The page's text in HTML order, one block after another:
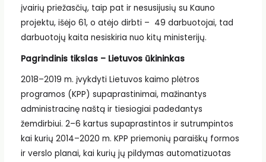
įvairių priežasčių, taip pat ir nesusijusių su Kauno
projektu, išėjo 61, o atėjo dirbti – 49 darbuotojai, tad
darbuotojų kaita nesiskiria nuo kitų ministerijų.
Pagrindinis tikslas – Lietuvos ūkininkas
2018–2019 m. įvykdyti Lietuvos kaimo plėtros
programos (KPP) supaprastinimai, mažinantys
administracinę naštą ir tiesiogiai padedantys
žemdirbiui. 2–6 kartus supaprastintos ir sutrumpintos
kai kurių 2014–2020 m. KPP priemonių paraiškų formos
ir verslo planai, kai kurių jų pildymas automatizuotas